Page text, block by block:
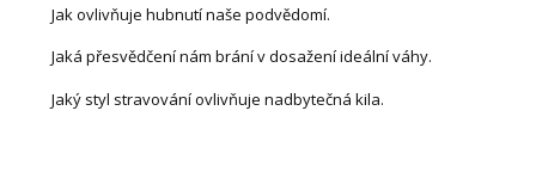
Jak ovlivňuje hubnutí naše podvědomí.
Jaká přesvědčení nám brání v dosažení ideální váhy.
Jaký styl stravování ovlivňuje nadbytečná kila.